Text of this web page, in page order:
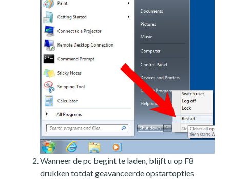
Wanneer de pc begint te laden, blijft u op F8
drukken totdat geavanceerde opstartopties